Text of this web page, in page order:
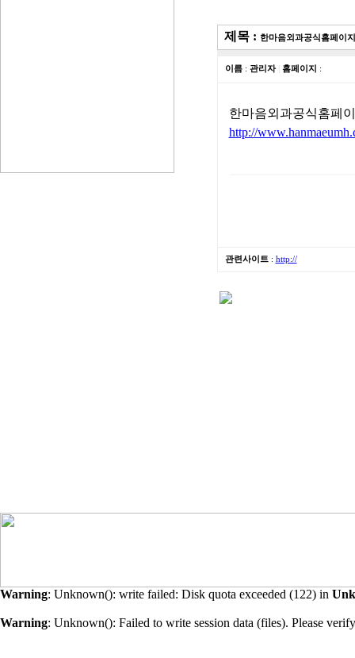
제목 : 한마음외과공식홈페이
이름: 관리자 홈페이지 :
한마음외과공식홈페
http://
관련사이트 : http://
Warning: Unknown(): write failed: Disk quota exceeded (122) in
Warning: Unknown(): Failed to write session data (files). Please